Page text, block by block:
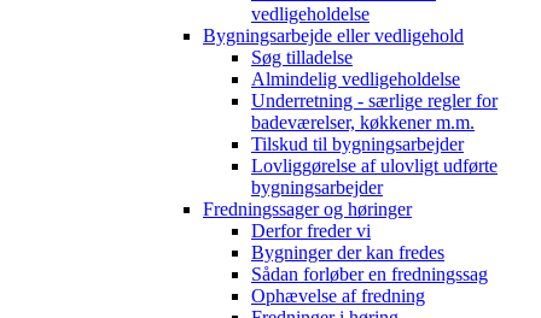
vedligeholdelse
Bygningsarbejde eller vedligehold
Søg tilladelse
Almindelig vedligeholdelse
Underretning - særlige regler for
badeværelser, køkkener m.m.
Tilskud til bygningsarbejder
Lovliggørelse af ulovligt udførte
bygningsarbejder
Fredningssager og høringer
Derfor freder vi
Bygninger der kan fredes
Sådan forløber en fredningssag
Ophævelse af fredning